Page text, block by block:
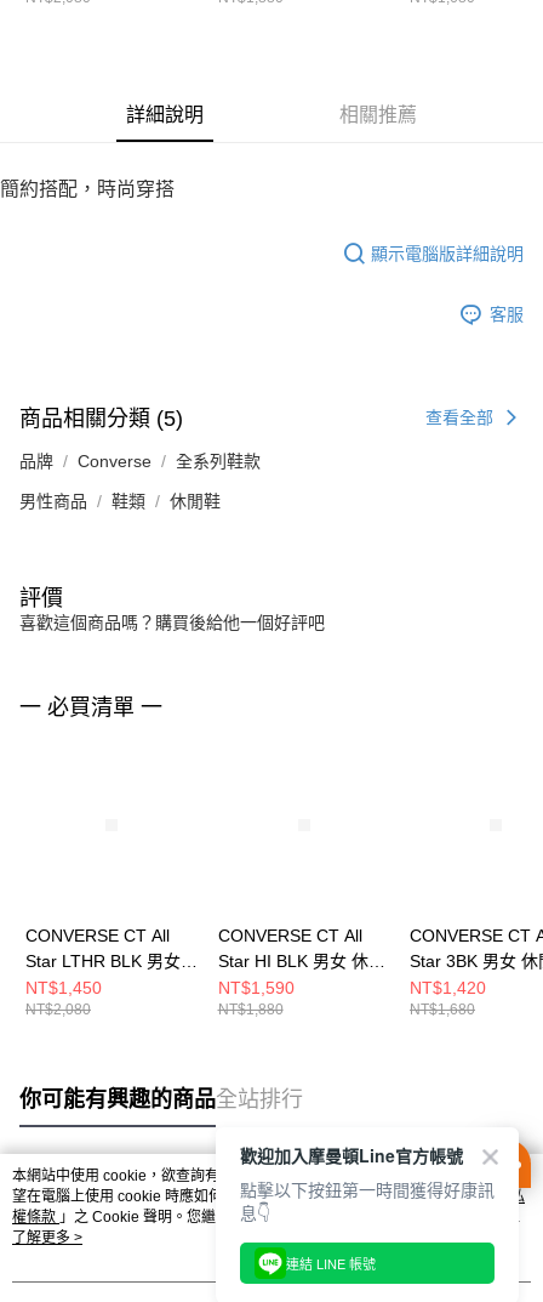
詳細說明 相關推薦
簡約搭配，時尚穿搭
顯示電腦版詳細說明
客服
商品相關分類 (5) 查看全部
品牌 Converse 全系列鞋款
男性商品 鞋類 休閒鞋
評價
喜歡這個商品嗎？購買後給他一個好評吧
一 必買清單 一
CONVERSE CT All
Star LTHR BLK 男女
休閒鞋 132174C
NT$1,450
NT$2,080
CONVERSE CT All
Star HI BLK 男女 休閒
鞋 M9160C
NT$1,590
NT$1,880
CONVERSE CT
Star 3BK 男女 休
M5039C
NT$1,420
NT$1,680
你可能有興趣的商品全站排行
熱門標籤
本網站中使用 cookie，欲查詢有關本網站使用 cookie 方式之詳情，及若您不希
望在電腦上使用 cookie 時應如何變更電腦的 cookie 設定，請參閱本網站「
隱私
權條款 」之 Cookie 聲明。您繼續使用本網站即表示您同意本公司得按本網站使
用條款之 Cookie 聲明使用 cookie。
了解更多 >
歡迎加入摩曼頓Line官方帳號
點擊以下按鈕第一時間獲得好康訊
息👇
連結 LINE 帳號